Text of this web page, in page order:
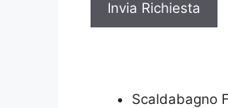
y
Scaldabagno